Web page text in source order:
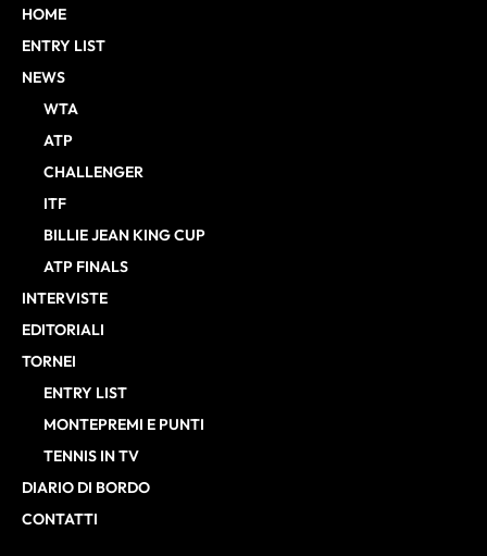
HOME
ENTRY LIST
NEWS
WTA
ATP
CHALLENGER
ITF
BILLIE JEAN KING CUP
ATP FINALS
INTERVISTE
EDITORIALI
TORNEI
ENTRY LIST
MONTEPREMI E PUNTI
TENNIS IN TV
DIARIO DI BORDO
CONTATTI